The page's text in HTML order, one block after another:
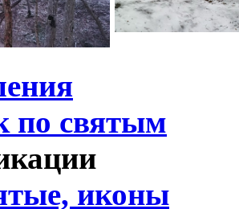
по святым
иконы